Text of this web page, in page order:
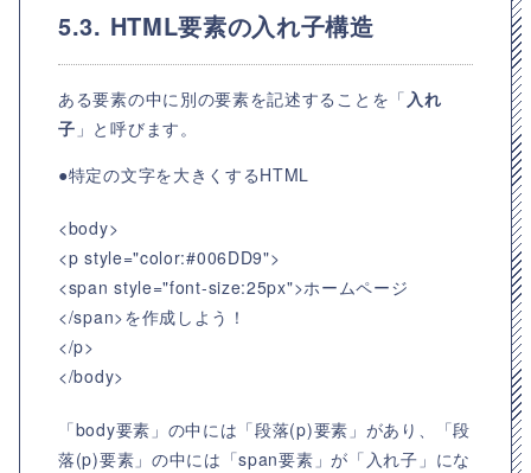
5.3. HTML要素の入れ子構造
ある要素の中に別の要素を記述することを「入れ
子 」と呼びます。
●特定の文字を大きくするHTML
<body>
<p style="color:#006DD9">
<span style="font-size:25px">ホームページ
</span>を作成しよう！
</p>
</body>
「body要素」の中には「段落(p)要素」があり、「段
落(p)要素」の中には「span要素」が「入れ子」にな